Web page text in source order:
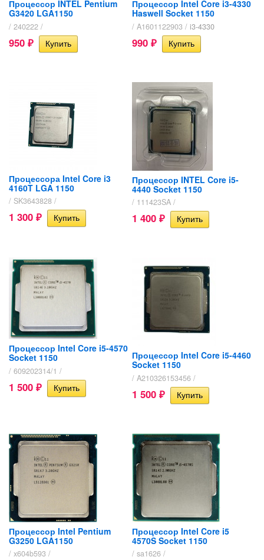
Процессор INTEL Pentium
G3420 LGA1150​
/ 240222 /
950 ₽
Процессор Intel Core i3-4330
Haswell Socket 1150
/ A1601122903 / i3-4330
990 ₽
Процессора Intel Core i3
4160T LGA 1150
/ SK3643828 /
1 300 ₽
Процессор INTEL Core i5-
4440 Socket 1150
/ 111423SA /
1 400 ₽
Процессор Intel Core i5-4570
Socket 1150
/ 609202314/1 /
1 500 ₽
Процессор Intel Core i5-4460
Socket 1150
/ A210326153456 /
1 500 ₽
Процессор Intel Pentium
G3250 LGA1150
/ x604b593 /
Процессор Intel Core i5
4570S Socket 1150
/ sa1626 /